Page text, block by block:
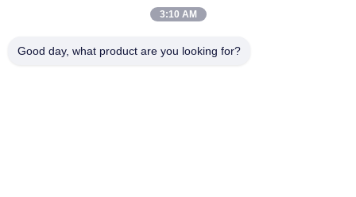
Chi Siamo
3:10 AM
Good day, what product are you looking for?